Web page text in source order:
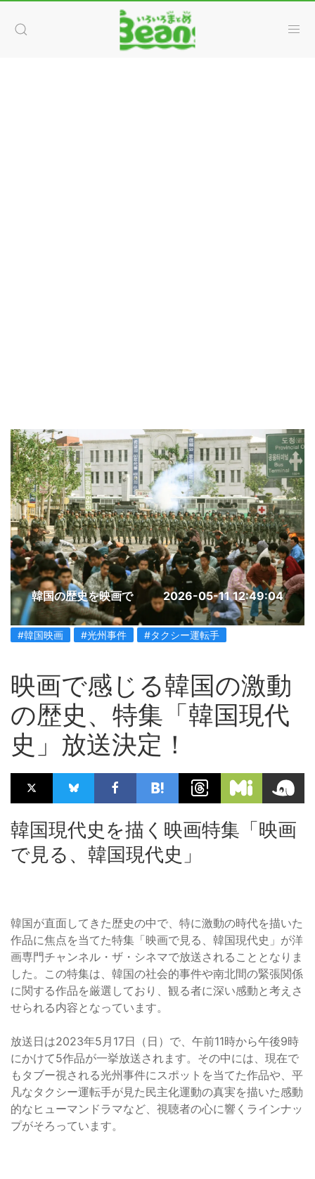
韓国の歴史を映画で 2026-05-11 12:49:04
#韓国映画 #光州事件 #タクシー運転手
映画で感じる韓国の激動
の歴史、特集「韓国現代
史」放送決定！
韓国現代史を描く映画特集「映画
で見る、韓国現代史」
韓国が直面してきた歴史の中で、特に激動の時代を描いた
作品に焦点を当てた特集「映画で見る、韓国現代史」が洋
画専門チャンネル・ザ・シネマで放送されることとなりま
した。この特集は、韓国の社会的事件や南北間の緊張関係
に関する作品を厳選しており、観る者に深い感動と考えさ
せられる内容となっています。
放送日は2023年5月17日（日）で、午前11時から午後9時
にかけて5作品が一挙放送されます。その中には、現在で
もタブー視される光州事件にスポットを当てた作品や、平
凡なタクシー運転手が見た民主化運動の真実を描いた感動
的なヒューマンドラマなど、視聴者の心に響くラインナッ
プがそろっています。